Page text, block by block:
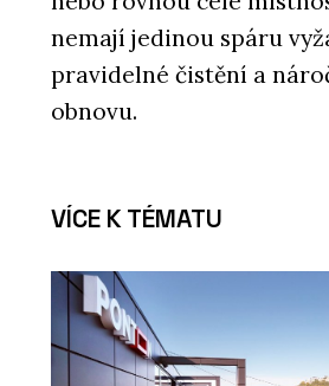
nemají jedinou spáru
pravidelné čistění a
obnovu.
VÍCE K TÉMATU